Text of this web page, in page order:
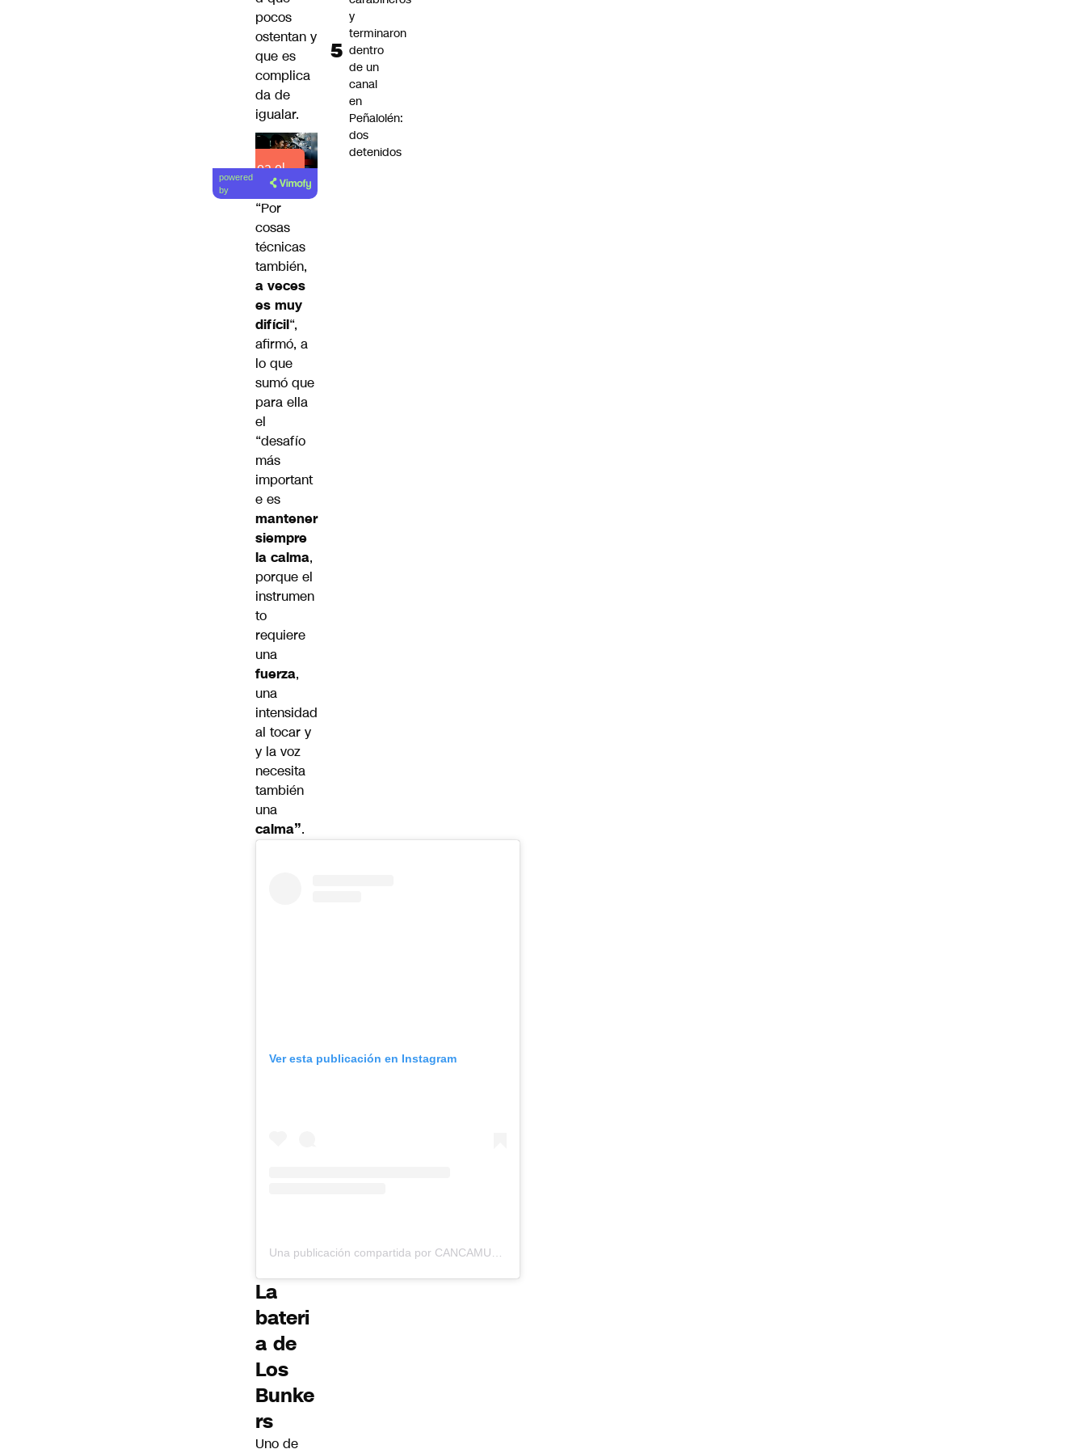
pocos
ostentan y
que es
complica
da de
igualar.
Lea el
artículo
powered
by
“Por
cosas
técnicas
también,
a veces
es muy
difícil“,
afirmó, a
lo que
sumó que
para ella
el
“desafío
más
important
e es
mantener
siempre
la calma,
porque el
instrumen
to
requiere
una
fuerza,
una
intensidad
al tocar y
y la voz
necesita
también
una
calma”.
Ver esta publicación en Instagram
Una publicación compartida por CANCAMUSA ?‍? (@cancamusa)
La
bateri
a de
Los
Bunke
rs
Uno de
y
terminaron
dentro
de un
canal
en
Peñalolén:
dos
detenidos